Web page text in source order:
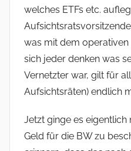
welches ETFs etc.
was mit dem
sich jeder denken was
Vernetzter war, gilt für
Aufsichtsräten) endlich
Jetzt ginge es
Geld für die BW zu